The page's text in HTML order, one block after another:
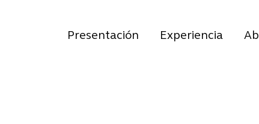
Presentación Experiencia